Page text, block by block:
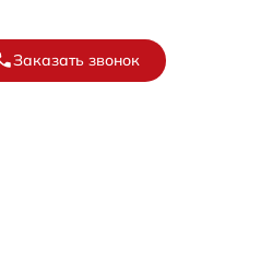
Заказать звонок